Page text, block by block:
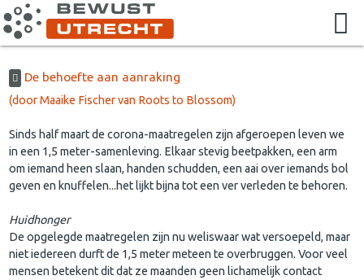
De behoefte aan aanraking
(door Maaike Fischer van Roots to Blossom)
Sinds half maart de corona-maatregelen zijn afgeroepen leven we
in een 1,5 meter-samenleving. Elkaar stevig beetpakken, een arm
om iemand heen slaan, handen schudden, een aai over iemands bol
geven en knuffelen...het lijkt bijna tot een ver verleden te behoren.
Huidhonger
De opgelegde maatregelen zijn nu weliswaar wat versoepeld, maar
niet iedereen durft de 1,5 meter meteen te overbruggen. Voor veel
mensen betekent dit dat ze maanden geen lichamelijk contact